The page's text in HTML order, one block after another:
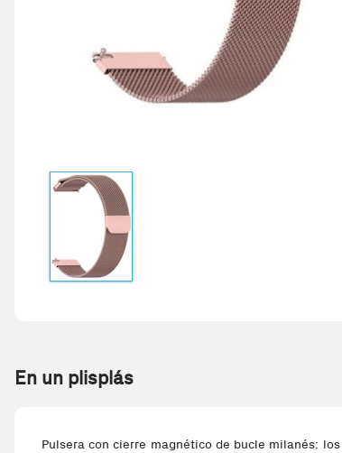
En un plisplás
Pulsera con cierre magnético de bucle milanés: